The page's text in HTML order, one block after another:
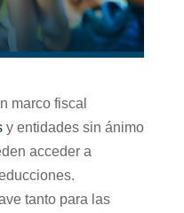
marco fiscal
y entidades sin ánimo
acceder a
tanto para las